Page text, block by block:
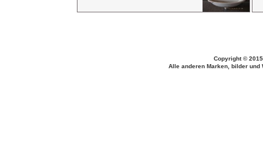
Copyright ©
Alle anderen Marken, bilder und